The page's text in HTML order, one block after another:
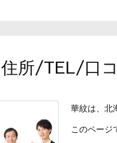
所/TEL/口
華紋は、北
このページ